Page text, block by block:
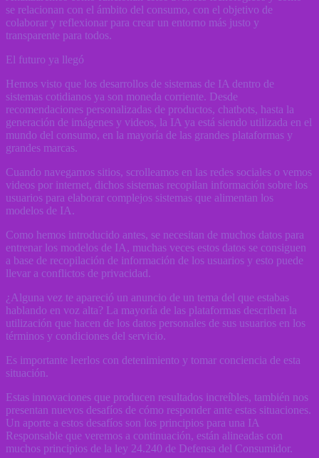
se relacionan con el ámbito del consumo, con el objetivo de
colaborar y reflexionar para crear un entorno más justo y
transparente para todos.
El futuro ya llegó
Hemos visto que los desarrollos de sistemas de IA dentro de
sistemas cotidianos ya son moneda corriente. Desde
recomendaciones personalizadas de productos, chatbots, hasta la
generación de imágenes y videos, la IA ya está siendo utilizada en el
mundo del consumo, en la mayoría de las grandes plataformas y
grandes marcas.
Cuando navegamos sitios, scrolleamos en las redes sociales o vemos
videos por internet, dichos sistemas recopilan información sobre los
usuarios para elaborar complejos sistemas que alimentan los
modelos de IA.
Como hemos introducido antes, se necesitan de muchos datos para
entrenar los modelos de IA, muchas veces estos datos se consiguen
a base de recopilación de información de los usuarios y esto puede
llevar a conflictos de privacidad.
¿Alguna vez te apareció un anuncio de un tema del que estabas
hablando en voz alta? La mayoría de las plataformas describen la
utilización que hacen de los datos personales de sus usuarios en los
términos y condiciones del servicio.
Es importante leerlos con detenimiento y tomar conciencia de esta
situación.
Estas innovaciones que producen resultados increíbles, también nos
presentan nuevos desafíos de cómo responder ante estas situaciones.
Un aporte a estos desafíos son los principios para una IA
Responsable que veremos a continuación, están alineadas con
muchos principios de la ley 24.240 de Defensa del Consumidor.